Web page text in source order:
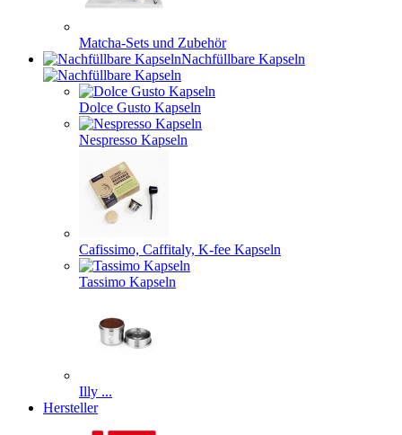
Matcha-Sets und Zubehör
Nachfüllbare Kapseln
Dolce Gusto Kapseln
Nespresso Kapseln
Cafissimo, Caffitaly, K-fee Kapseln
Tassimo Kapseln
Illy ...
Hersteller